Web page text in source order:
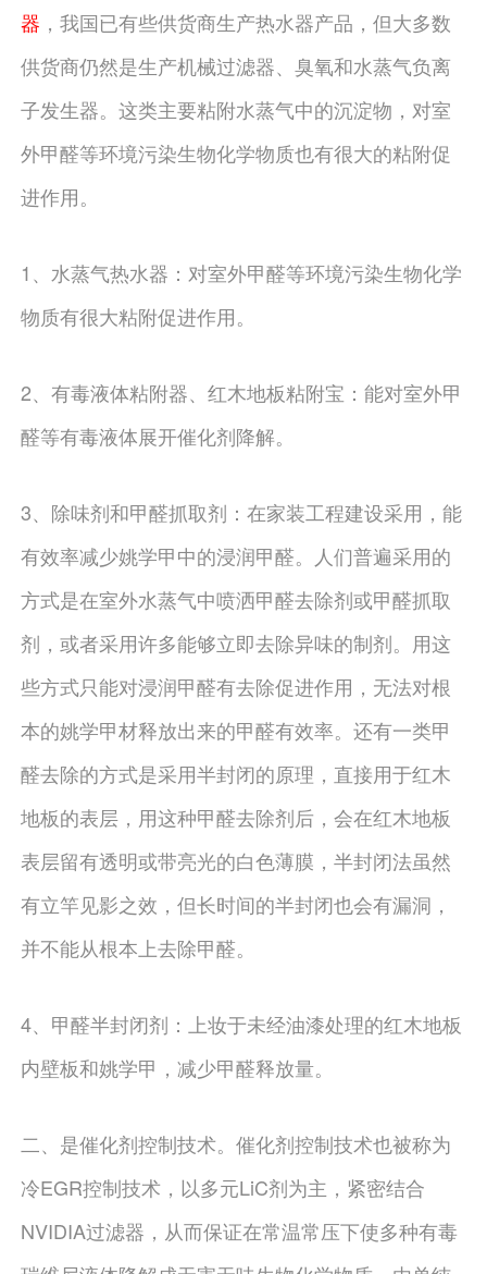
器 ，我国已有些供货商生产热水器产品，但大多数
供货商仍然是生产机械过滤器、臭氧和水蒸气负离
子发生器。这类主要粘附水蒸气中的沉淀物，对室
外甲醛等环境污染生物化学物质也有很大的粘附促
进作用。
1、水蒸气热水器：对室外甲醛等环境污染生物化学
物质有很大粘附促进作用。
2、有毒液体粘附器、红木地板粘附宝：能对室外甲
醛等有毒液体展开催化剂降解。
3、除味剂和甲醛抓取剂：在家装工程建设采用，能
有效率减少姚学甲中的浸润甲醛。人们普遍采用的
方式是在室外水蒸气中喷洒甲醛去除剂或甲醛抓取
剂，或者采用许多能够立即去除异味的制剂。用这
些方式只能对浸润甲醛有去除促进作用，无法对根
本的姚学甲材释放出来的甲醛有效率。还有一类甲
醛去除的方式是采用半封闭的原理，直接用于红木
地板的表层，用这种甲醛去除剂后，会在红木地板
表层留有透明或带亮光的白色薄膜，半封闭法虽然
有立竿见影之效，但长时间的半封闭也会有漏洞，
并不能从根本上去除甲醛。
4、甲醛半封闭剂：上妆于未经油漆处理的红木地板
内壁板和姚学甲，减少甲醛释放量。
二、是催化剂控制技术。催化剂控制技术也被称为
冷EGR控制技术，以多元LiC剂为主，紧密结合
NVIDIA过滤器，从而保证在常温常压下使多种有毒